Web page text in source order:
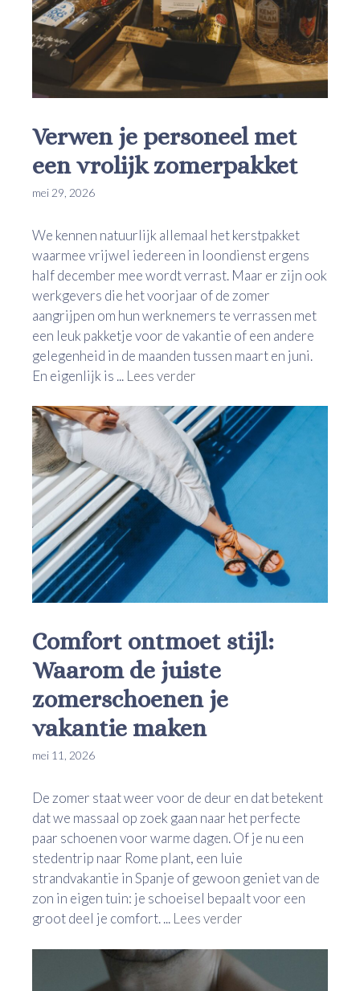
Verwen je personeel met
een vrolijk zomerpakket
mei 29, 2026
We kennen natuurlijk allemaal het kerstpakket
waarmee vrijwel iedereen in loondienst ergens
half december mee wordt verrast. Maar er zijn ook
werkgevers die het voorjaar of de zomer
aangrijpen om hun werknemers te verrassen met
een leuk pakketje voor de vakantie of een andere
gelegenheid in de maanden tussen maart en juni.
En eigenlijk is ... Lees verder
Comfort ontmoet stijl:
Waarom de juiste
zomerschoenen je
vakantie maken
mei 11, 2026
De zomer staat weer voor de deur en dat betekent
dat we massaal op zoek gaan naar het perfecte
paar schoenen voor warme dagen. Of je nu een
stedentrip naar Rome plant, een luie
strandvakantie in Spanje of gewoon geniet van de
zon in eigen tuin: je schoeisel bepaalt voor een
groot deel je comfort. ... Lees verder